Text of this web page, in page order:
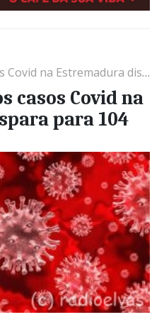
Estremadura dispara para 104
casos Covid na
para 104